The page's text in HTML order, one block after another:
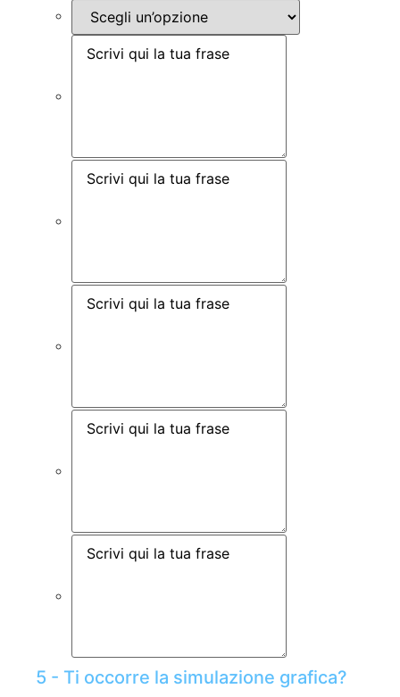
5 - Ti occorre la simulazione grafica?